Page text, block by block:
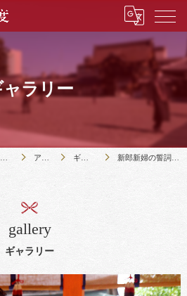
ラリー
アクセス ギャラリー 新郎新婦の誓詞（誓いの言葉）
ギャラリー
gallery